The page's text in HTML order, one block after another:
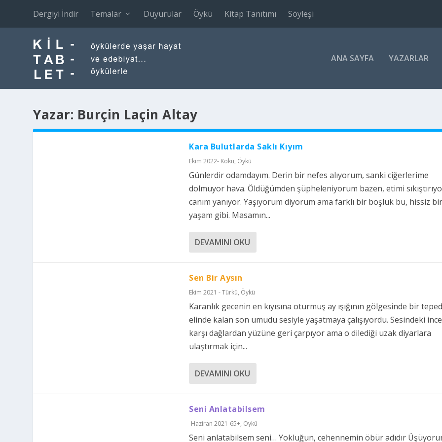
Dergiyi İndir Temalar Duyurular Öykü Kitap Tanıtımı Söyleşi
ANA SAYFA YAZARLAR
Yazar: Burçin Laçin Altay
Kara Bulutlarda Saklı Kıyım
Ekim 2022- Koku, Öykü
Günlerdir odamdayım. Derin bir nefes alıyorum, sanki ciğerlerime
dolmuyor hava. Öldüğümden şüpheleniyorum bazen, etimi
canım yanıyor. Yaşıyorum diyorum ama farklı bir boşluk bu, hissiz bir
yaşam gibi. Masamın...
DEVAMINI OKU
Sen Bir Aysın
Ekim 2021 - Türkü, Öykü
Karanlık gecenin en kıyısına oturmuş ay ışığının gölgesinde bir
elinde kalan son umudu sesiyle yaşatmaya çalışıyordu. Sesindeki
karşı dağlardan yüzüne geri çarpıyor ama o dilediği uzak diyarlara
ulaştırmak için...
DEVAMINI OKU
Seni Anlatabilsem
-Haziran 2021-65+, Öykü
Seni anlatabilsem seni… Yokluğun, cehennemin öbür adıdır